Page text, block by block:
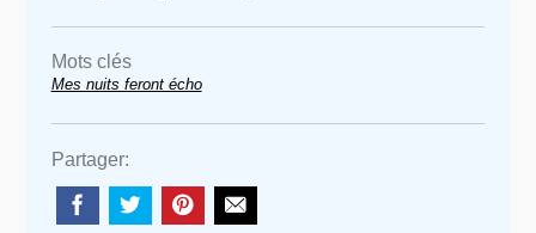
Mots clés
Mes nuits feront écho
Partager: